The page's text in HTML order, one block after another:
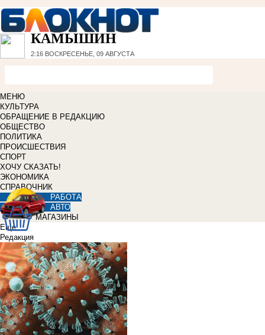
КАМЫШИН
2:16 ВОСКРЕСЕНЬЕ, 09 АВГУСТА
МЕНЮ
КУЛЬТУРА
ОБРАЩЕНИЕ В РЕДАКЦИЮ
ОБЩЕСТВО
ПОЛИТИКА
ПРОИСШЕСТВИЯ
СПОРТ
ХОЧУ СКАЗАТЬ!
ЭКОНОМИКА
СПРАВОЧНИК
РАБОТА
АВТО
МАГАЗИНЫ
Еще
Редакция